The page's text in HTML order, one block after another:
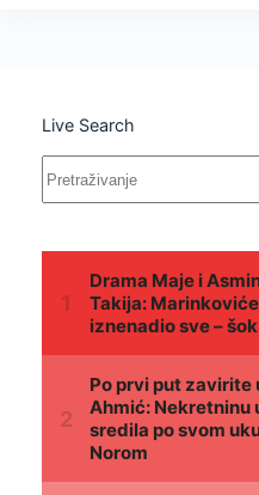
Live Search
Nema
rezultata.